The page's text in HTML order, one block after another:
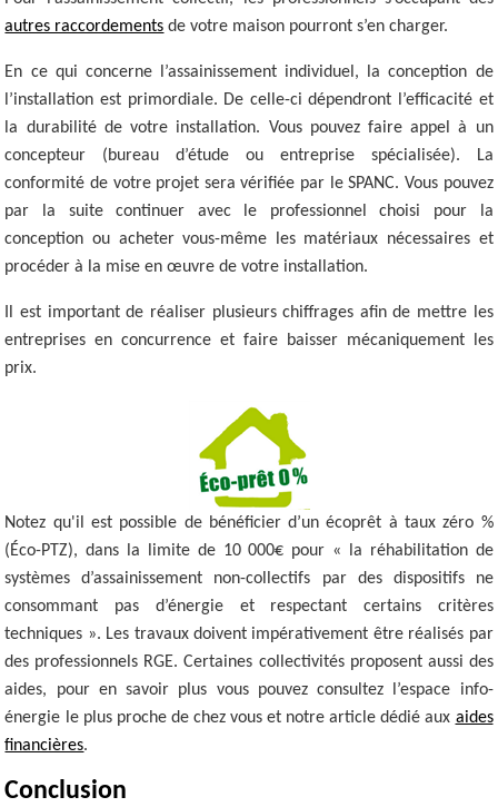
autres raccordements de votre maison pourront s’en charger.
En ce qui concerne l’assainissement individuel, la conception de
l’installation est primordiale. De celle-ci dépendront l’efficacité et
la durabilité de votre installation. Vous pouvez faire appel à un
concepteur (bureau d’étude ou entreprise spécialisée). La
conformité de votre projet sera vérifiée par le SPANC. Vous pouvez
par la suite continuer avec le professionnel choisi pour la
conception ou acheter vous-même les matériaux nécessaires et
procéder à la mise en œuvre de votre installation.
Il est important de réaliser plusieurs chiffrages afin de mettre les
entreprises en concurrence et faire baisser mécaniquement les
prix.
Notez qu'il est possible de bénéficier d’un écoprêt à taux zéro %
(Éco-PTZ), dans la limite de 10 000€ pour « la réhabilitation de
systèmes d’assainissement non-collectifs par des dispositifs ne
consommant pas d’énergie et respectant certains critères
techniques ». Les travaux doivent impérativement être réalisés par
des professionnels RGE. Certaines collectivités proposent aussi des
aides, pour en savoir plus vous pouvez consultez l’espace info-
énergie le plus proche de chez vous et notre article dédié aux aides
financières.
Conclusion